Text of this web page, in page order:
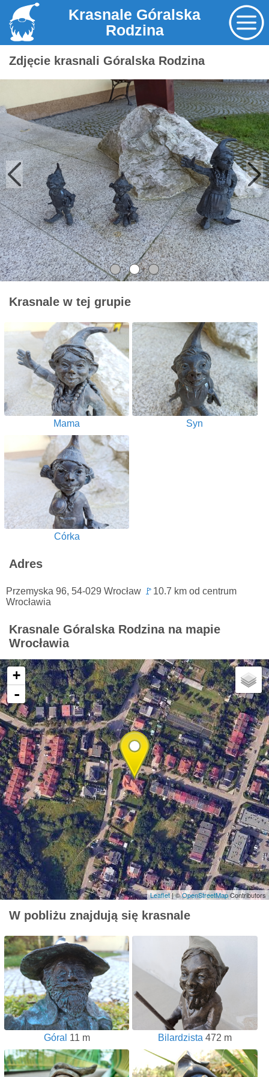
Krasnale Góralska
Rodzina
Zdjęcie krasnali Góralska Rodzina
Krasnale w tej grupie
Mama Syn
Córka
Adres
Przemyska 96, 54-029 Wrocław 🚩 10.7 km od centrum
Wrocławia
Krasnale Góralska Rodzina na mapie
Wrocławia
+
-
Leaflet| ©OpenStreetMapContributors
W pobliżu znajdują się krasnale
Góral 11 m Bilardzista 472 m